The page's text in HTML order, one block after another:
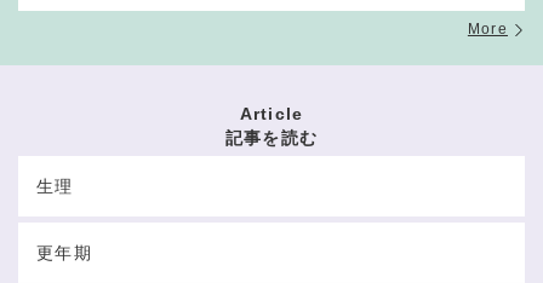
More
Article
記事を読む
生理
更年期